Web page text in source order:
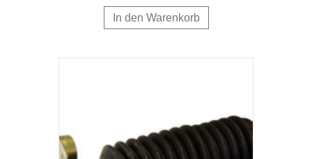
In den Warenkorb